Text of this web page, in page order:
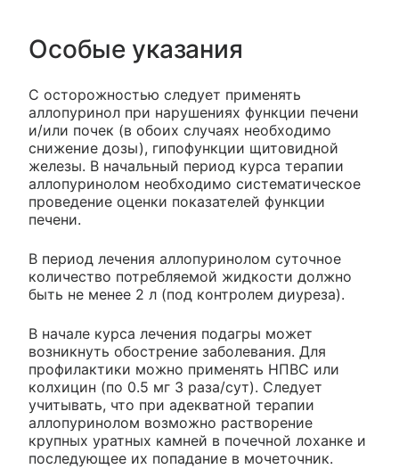
Особые указания
С осторожностью следует применять
аллопуринол при нарушениях функции печени
и/или почек (в обоих случаях необходимо
снижение дозы), гипофункции щитовидной
железы. В начальный период курса терапии
аллопуринолом необходимо систематическое
проведение оценки показателей функции
печени.
В период лечения аллопуринолом суточное
количество потребляемой жидкости должно
быть не менее 2 л (под контролем диуреза).
В начале курса лечения подагры может
возникнуть обострение заболевания. Для
профилактики можно применять НПВС или
колхицин (по 0.5 мг 3 раза/сут). Следует
учитывать, что при адекватной терапии
аллопуринолом возможно растворение
крупных уратных камней в почечной лоханке и
последующее их попадание в мочеточник.